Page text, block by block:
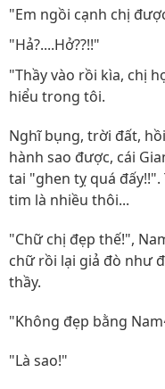
"Em ngồi cạnh chị
"Hả?....Hở??!!"
"Thầy vào rồi kìa, chị
hiểu trong tôi.
Nghĩ bụng, trời đất,
hành sao được, cái
tai "ghen tỵ quá
tim là nhiều thôi...
"Chữ chị đẹp thế!",
chữ rồi lại giả đò như
thầy.
"Không đẹp bằng
"Là sao!"